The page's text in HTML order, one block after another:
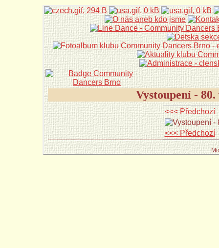
Vystoupení -
<<< Předchozí
<<< Předchozí